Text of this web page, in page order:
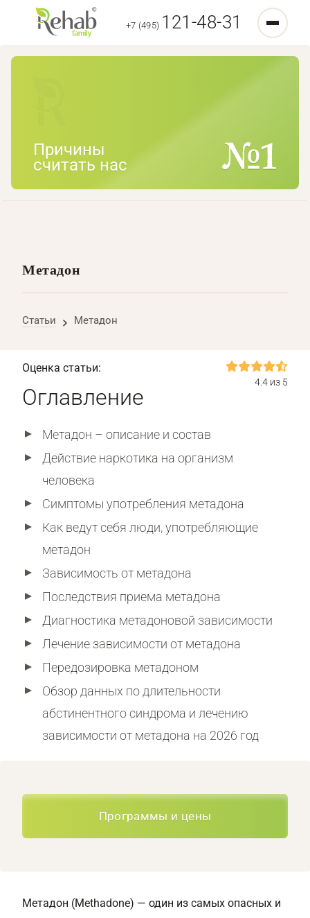
+7 (495) 121-48-31
Причины
считать нас
Метадон
Статьи Метадон
Оценка статьи:
4.4 из 5
Оглавление
Метадон – описание и состав
Действие наркотика на организм
человека
Симптомы употребления метадона
Как ведут себя люди, употребляющие
метадон
Зависимость от метадона
Последствия приема метадона
Диагностика метадоновой зависимости
Лечение зависимости от метадона
Передозировка метадоном
Обзор данных по длительности
абстинентного синдрома и лечению
зависимости от метадона на 2026 год
Программы и цены
Метадон (Methadone) — один из самых опасных и